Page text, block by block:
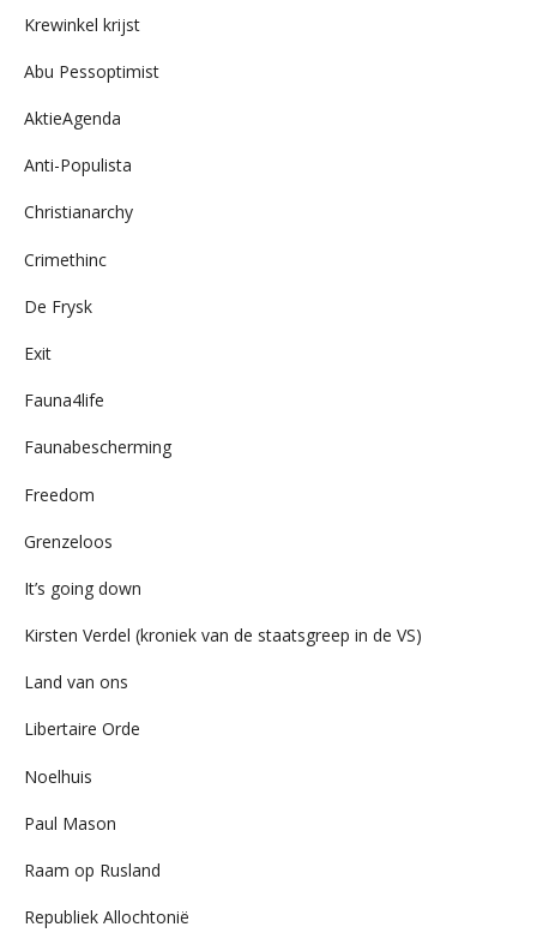
Krewinkel krijst
Abu Pessoptimist
AktieAgenda
Anti-Populista
Christianarchy
Crimethinc
De Frysk
Exit
Fauna4life
Faunabescherming
Freedom
Grenzeloos
It’s going down
Kirsten Verdel (kroniek van de staatsgreep in de VS)
Land van ons
Libertaire Orde
Noelhuis
Paul Mason
Raam op Rusland
Republiek Allochtonië